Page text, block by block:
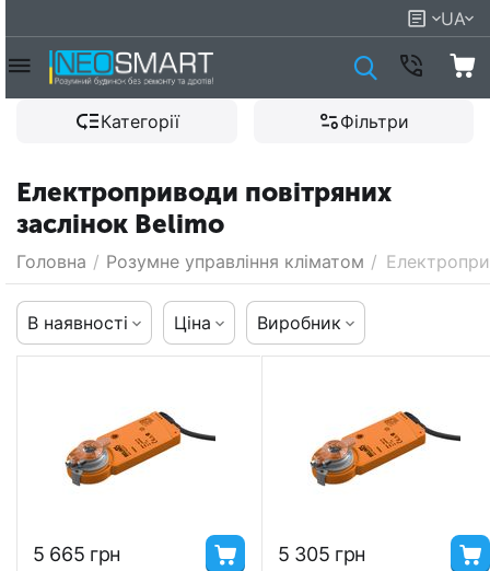
UA
Категорії Фільтри
Електроприводи повітряних
заслінок Belimo
Головна / Розумне управління кліматом /
В наявності Ціна Виробник
5 665 грн 5 305 грн